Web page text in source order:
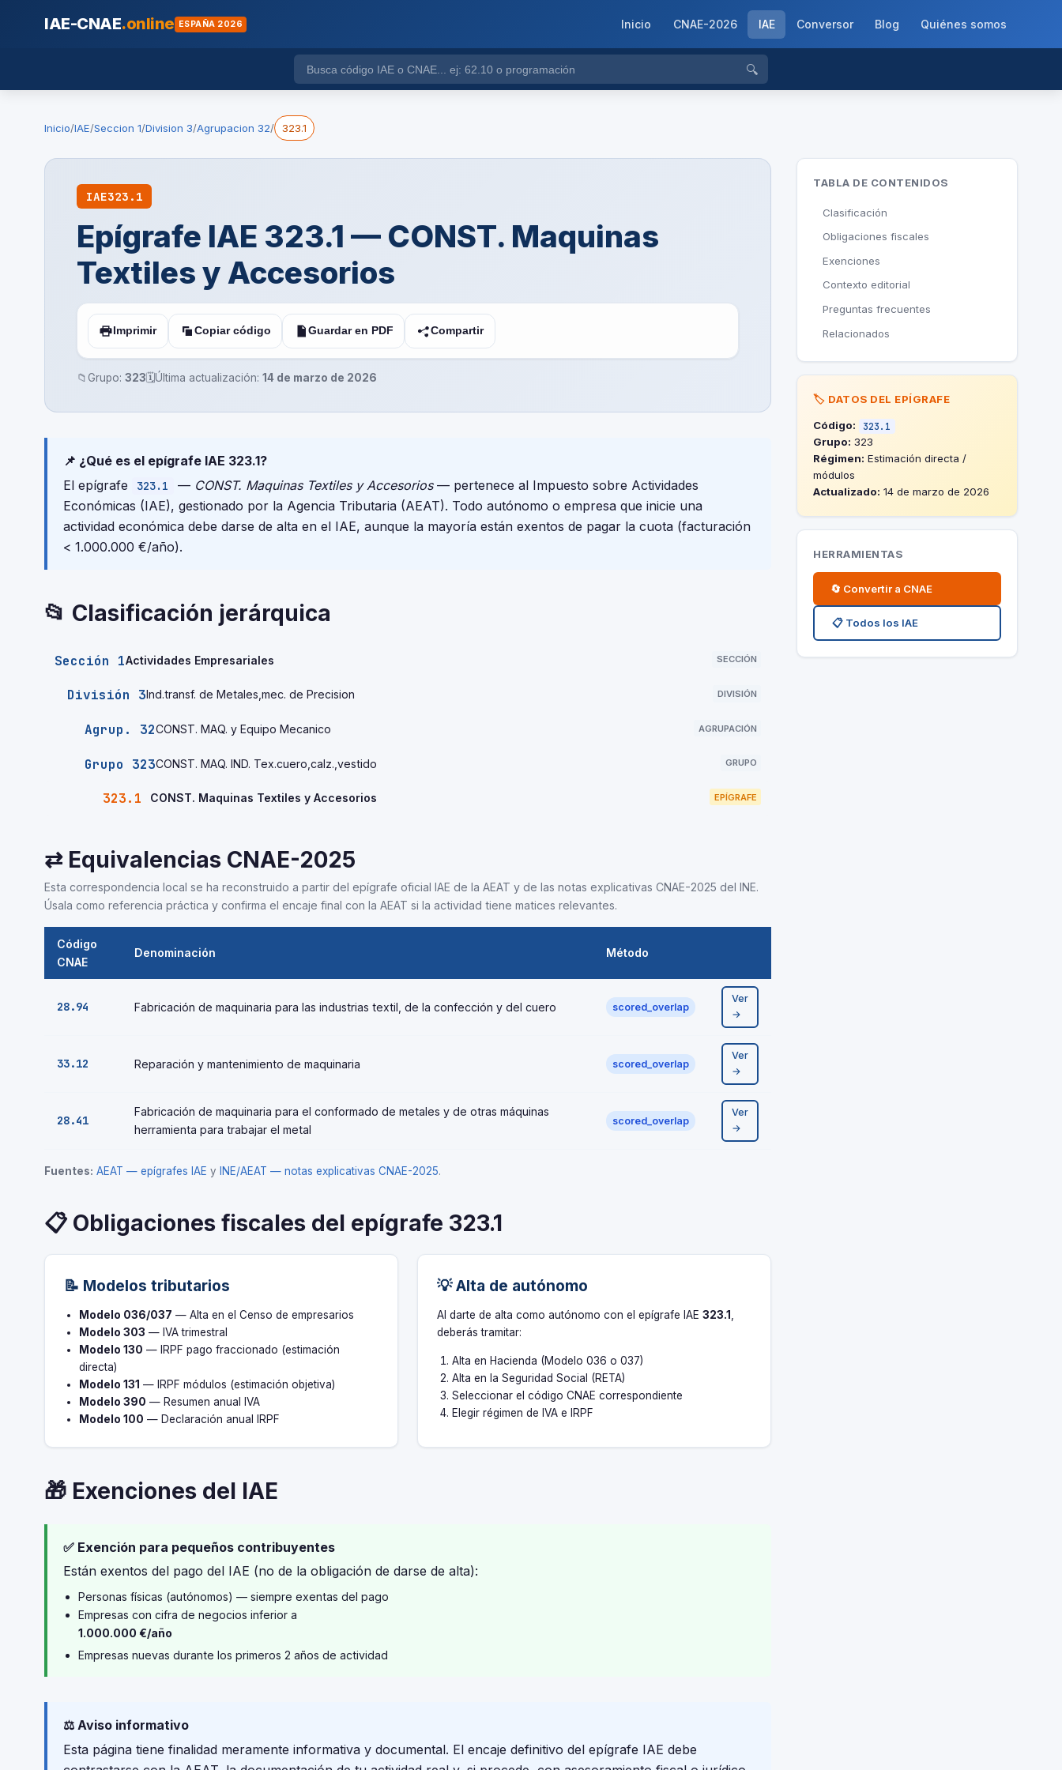
IAE-CNAE.online ESPAÑA 2026 Inicio CNAE-2026 IAE Conversor Blog Quiénes somos
🔍
Inicio/IAE/Seccion 1/Division 3/Agrupacion 32/ 323.1
IAE323.1
Epígrafe IAE 323.1 — CONST. Maquinas
Textiles y Accesorios
Imprimir Copiar código Guardar en PDF Compartir
📁 Grupo: 323🗓️Última actualización: 14 de marzo de 2026
📌 ¿Qué es el epígrafe IAE 323.1?
El epígrafe
323.1 — CONST. Maquinas Textiles y Accesorios— pertenece al Impuesto sobre Actividades
Económicas (IAE), gestionado por la Agencia Tributaria (AEAT). Todo autónomo o empresa que inicie una
actividad económica debe darse de alta en el IAE, aunque la mayoría están exentos de pagar la cuota (facturación
< 1.000.000 €/año).
📂 Clasificación jerárquica
Sección 1Actividades Empresariales SECCIÓN
División 3Ind.transf. de Metales,mec. de Precision DIVISIÓN
Agrup. 32CONST. MAQ. y Equipo Mecanico AGRUPACIÓN
Grupo 323CONST. MAQ. IND. Tex.cuero,calz.,vestido GRUPO
323.1 CONST. Maquinas Textiles y Accesorios EPÍGRAFE
⇄ Equivalencias CNAE-2025
Esta correspondencia local se ha reconstruido a partir del epígrafe oficial IAE de la AEAT y de las notas explicativas CNAE-2025 del INE.
Úsala como referencia práctica y confirma el encaje final con la AEAT si la actividad tiene matices relevantes.
Código
CNAE
Denominación Método
28.94 Fabricación de maquinaria para las industrias textil, de la confección y del cuero scored_overlap
Ver
→
33.12 Reparación y mantenimiento de maquinaria scored_overlap
Ver
→
28.41
Fabricación de maquinaria para el conformado de metales y de otras máquinas
herramienta para trabajar el metal
scored_overlap
Ver
→
Fuentes: AEAT — epígrafes IAE y INE/AEAT — notas explicativas CNAE-2025.
📋 Obligaciones fiscales del epígrafe 323.1
📝 Modelos tributarios
Modelo 036/037 — Alta en el Censo de empresarios
Modelo 303 — IVA trimestral
Modelo 130 — IRPF pago fraccionado (estimación
directa)
Modelo 131 — IRPF módulos (estimación objetiva)
Modelo 390 — Resumen anual IVA
Modelo 100 — Declaración anual IRPF
💡 Alta de autónomo
Al darte de alta como autónomo con el epígrafe IAE 323.1
deberás tramitar:
Alta en Hacienda (Modelo 036 o 037)
Alta en la Seguridad Social (RETA)
Seleccionar el código CNAE correspondiente
Elegir régimen de IVA e IRPF
🎁 Exenciones del IAE
✅ Exención para pequeños contribuyentes
Están exentos del pago del IAE (no de la obligación de darse de alta):
Personas físicas (autónomos) — siempre exentas del pago
Empresas con cifra de negocios inferior a
1.000.000 €/año
Empresas nuevas durante los primeros 2 años de actividad
⚖️ Aviso informativo
Esta página tiene finalidad meramente informativa y documental. El encaje definitivo del epígrafe IAE debe
TABLA DE CONTENIDOS
Clasificación
Obligaciones fiscales
Exenciones
Contexto editorial
Preguntas frecuentes
Relacionados
🏷️ DATOS DEL EPÍGRAFE
Código:
323.1
Grupo: 323
Régimen: Estimación directa /
módulos
Actualizado: 14 de marzo de 2026
HERRAMIENTAS
🔄 Convertir a CNAE
📋 Todos los IAE